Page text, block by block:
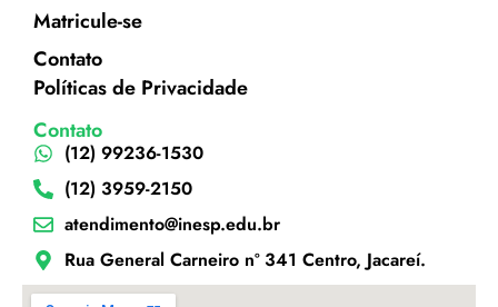
Matricule-se
Contato
Políticas de Privacidade
Contato
(12) 99236-1530
(12) 3959-2150
atendimento@inesp.edu.br
Rua General Carneiro nº 341 Centro, Jacareí.